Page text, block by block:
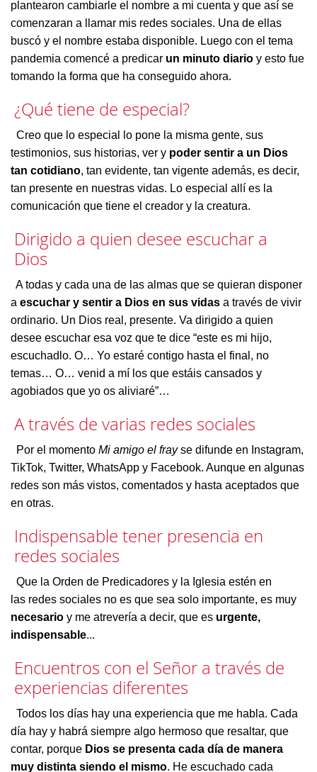
plantearon cambiarle el nombre a mi cuenta y que así se
comenzaran a llamar mis redes sociales. Una de ellas
buscó y el nombre estaba disponible. Luego con el tema
pandemia comencé a predicar un minuto diario y esto fue
tomando la forma que ha conseguido ahora.
¿Qué tiene de especial?
Creo que lo especial lo pone la misma gente, sus
testimonios, sus historias, ver y poder sentir a un Dios
tan cotidiano, tan evidente, tan vigente además, es decir,
tan presente en nuestras vidas. Lo especial allí es la
comunicación que tiene el creador y la creatura.
Dirigido a quien desee escuchar a
Dios
A todas y cada una de las almas que se quieran disponer
a escuchar y sentir a Dios en sus vidas a través de vivir
ordinario. Un Dios real, presente. Va dirigido a quien
desee escuchar esa voz que te dice “este es mi hijo,
escuchadlo. O… Yo estaré contigo hasta el final, no
temas… O… venid a mí los que estáis cansados y
agobiados que yo os aliviaré”…
A través de varias redes sociales
Por el momento Mi amigo el frayse difunde en Instagram,
TikTok, Twitter, WhatsApp y Facebook. Aunque en algunas
redes son más vistos, comentados y hasta aceptados que
en otras.
Indispensable tener presencia en
redes sociales
Que la Orden de Predicadores y la Iglesia estén en
las redes sociales no es que sea solo importante, es muy
necesario y me atrevería a decir, que es urgente,
indispensable...
Encuentros con el Señor a través de
experiencias diferentes
Todos los días hay una experiencia que me habla. Cada
día hay y habrá siempre algo hermoso que resaltar, que
contar, porque Dios se presenta cada día de manera
muy distinta siendo el mismo. He escuchado cada